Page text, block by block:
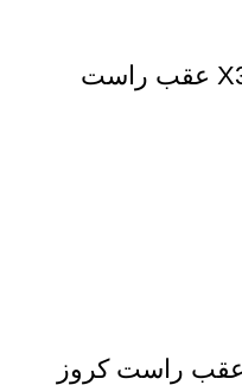
سنسور abs ام وی ام X33s عقب راست